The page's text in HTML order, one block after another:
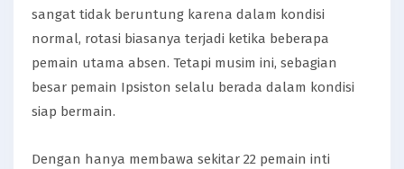
sangat tidak beruntung karena dalam kondisi
normal, rotasi biasanya terjadi ketika beberapa
pemain utama absen. Tetapi musim ini, sebagian
besar pemain Ipsiston selalu berada dalam kondisi
siap bermain.
Dengan hanya membawa sekitar 22 pemain inti